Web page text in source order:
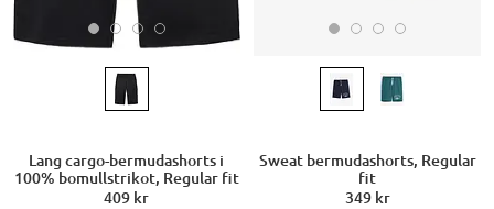
Lang cargo-bermudashorts i
100% bomullstrikot, Regular fit
409 kr
Sweat bermudashorts, Regular
fit
349 kr